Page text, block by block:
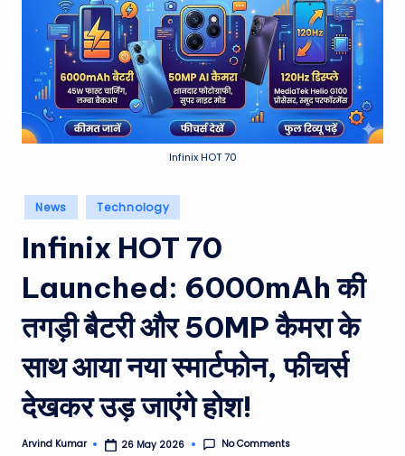
h
er
T
e
c
h
M
o
vi
e
Infinix HOT 70
Posted
in
News Technology
Infinix HOT 70
Launched: 6000mAh की
तगड़ी बैटरी और 50MP कैमरा के
साथ आया नया स्मार्टफोन, फीचर्स
देखकर उड़ जाएंगे होश!
Posted
Arvind Kumar 26 May 2026 No Comments